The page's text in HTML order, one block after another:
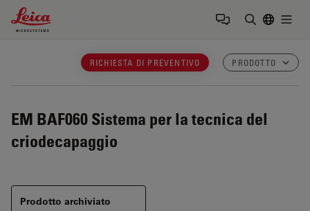
Leica Microsystems Logo
RICHIESTA DI PREVENTIVO PRODOTTO
EM BAF060 Sistema per la tecnica del
criodecapaggio
Prodotto archiviato